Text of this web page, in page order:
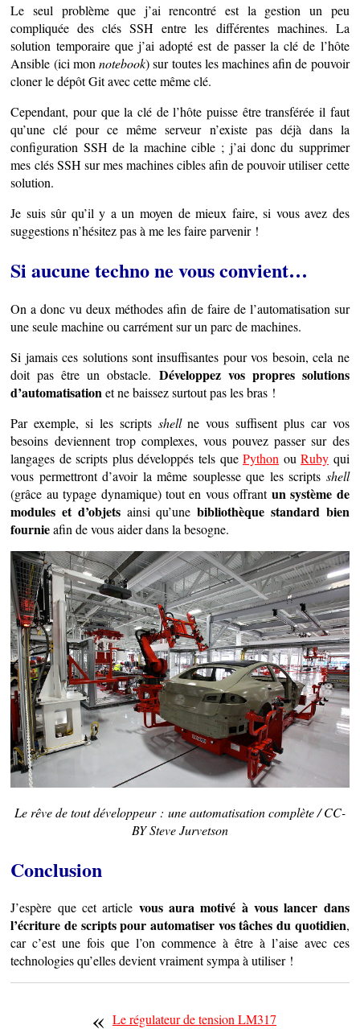
Le seul problème que j’ai rencontré est la gestion un peu
compliquée des clés SSH entre les différentes machines. La
solution temporaire que j’ai adopté est de passer la clé de l’hôte
Ansible (ici monnotebook) sur toutes les machines afin de pouvoir
cloner le dépôt Git avec cette même clé.
Cependant, pour que la clé de l’hôte puisse être transférée il faut
qu’une clé pour ce même serveur n’existe pas déjà dans la
configuration SSH de la machine cible ; j’ai donc du supprimer
mes clés SSH sur mes machines cibles afin de pouvoir utiliser cette
solution.
Je suis sûr qu’il y a un moyen de mieux faire, si vous avez des
suggestions n’hésitez pas à me les faire parvenir !
Si aucune techno ne vous convient…
On a donc vu deux méthodes afin de faire de l’automatisation sur
une seule machine ou carrément sur un parc de machines.
Si jamais ces solutions sont insuffisantes pour vos besoin, cela ne
doit pas être un obstacle. Développez vos propres solutions
d’automatisation et ne baissez surtout pas les bras !
Par exemple, si les scripts shellne vous suffisent plus car vos
besoins deviennent trop complexes, vous pouvez passer sur des
langages de scripts plus développés tels quePython ouRuby qui
vous permettront d’avoir la même souplesse que les scripts shell
(grâce au typage dynamique) tout en vous offrant un système de
modules et d’objetsainsi qu’unebibliothèque standard bien
fournieafin de vous aider dans la besogne.
Le rêve de tout développeur : une automatisation complète / CC-
BY Steve Jurvetson
Conclusion
J’espère que cet article vous aura motivé à vous lancer dans
l’écriture de scripts pour automatiser vos tâches du quotidien,
car c’est une fois que l’on commence à être à l’aise avec ces
technologies qu’elles devient vraiment sympa à utiliser !
« Le régulateur de tension LM317